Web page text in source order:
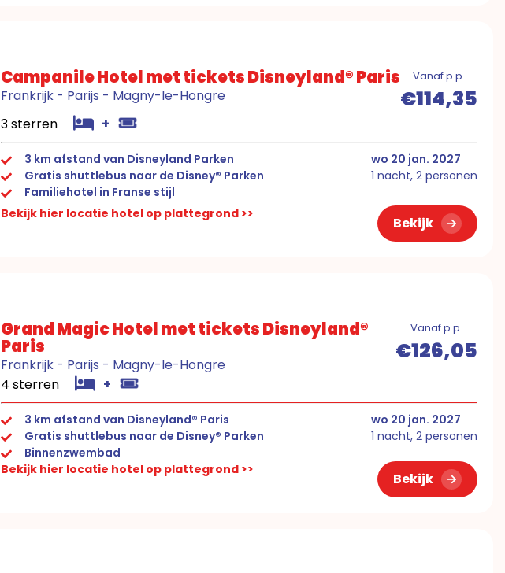
Campanile Hotel met tickets Disneyland® Paris
Frankrijk - Parijs - Magny-le-Hongre
Vanaf p.p.
€114,35
3 sterren +
3 km afstand van Disneyland Parken
Gratis shuttlebus naar de Disney® Parken
Familiehotel in Franse stijl
wo 20 jan. 2027
1 nacht, 2 personen
Bekijk hier locatie hotel op plattegrond >>
Bekijk
Grand Magic Hotel met tickets Disneyland®
Paris
Frankrijk - Parijs - Magny-le-Hongre
Vanaf p.p.
€126,05
4 sterren +
3 km afstand van Disneyland® Paris
Gratis shuttlebus naar de Disney® Parken
Binnenzwembad
wo 20 jan. 2027
1 nacht, 2 personen
Bekijk hier locatie hotel op plattegrond >>
Bekijk